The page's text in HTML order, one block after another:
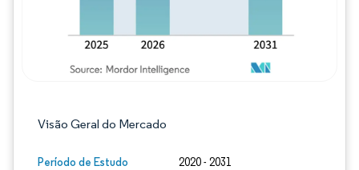
Visão Geral do Mercado
Período de Estudo 2020 - 2031